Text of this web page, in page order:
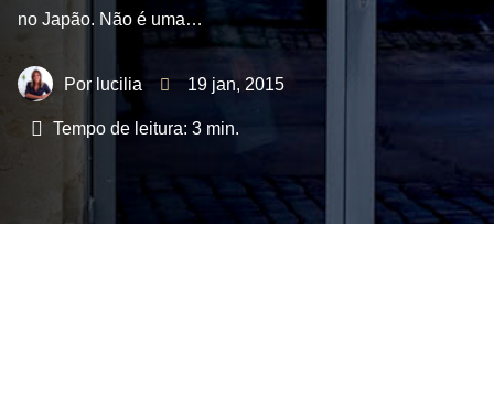
no Japão. Não é uma…
lucilia 19 jan, 2015
Tempo de leitura: 3 min.